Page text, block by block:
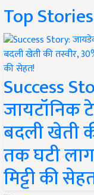
Top Stories
Success
जायटॉनिक
बदली खेती
तक घटी
मिट्टी की